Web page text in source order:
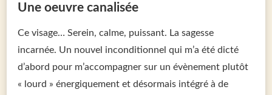
Une oeuvre canalisée
Ce visage… Serein, calme, puissant. La sagesse
incarnée. Un nouvel inconditionnel qui m’a été dicté
d’abord pour m’accompagner sur un évènement plutôt
« lourd » énergiquement et désormais intégré à de